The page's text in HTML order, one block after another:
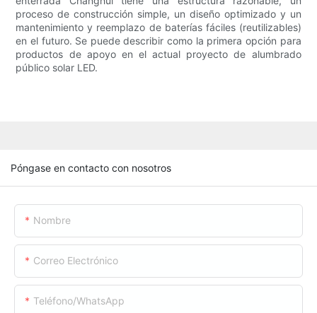
proceso de construcción simple, un diseño optimizado y un
mantenimiento y reemplazo de baterías fáciles (reutilizables)
en el futuro. Se puede describir como la primera opción para
productos de apoyo en el actual proyecto de alumbrado
público solar LED.
Póngase en contacto con nosotros
Nombre
Correo Electrónico
Teléfono/WhatsApp